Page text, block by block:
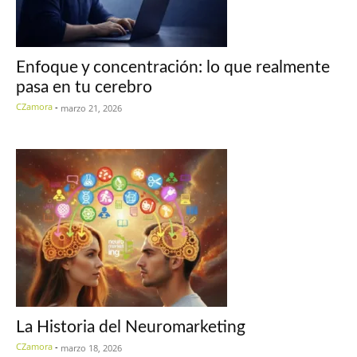
Enfoque y concentración: lo que realmente
pasa en tu cerebro
CZamora - marzo 21, 2026
La Historia del Neuromarketing
CZamora - marzo 18, 2026